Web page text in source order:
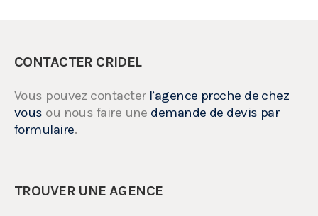
CONTACTER CRIDEL
Vous pouvez contacter l’agence proche de chez
vous ou nous faire une demande de devis par
formulaire.
TROUVER UNE AGENCE